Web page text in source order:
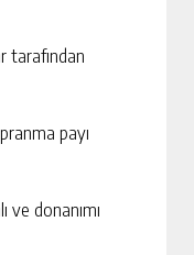
tarafından
payı
ve donanımı